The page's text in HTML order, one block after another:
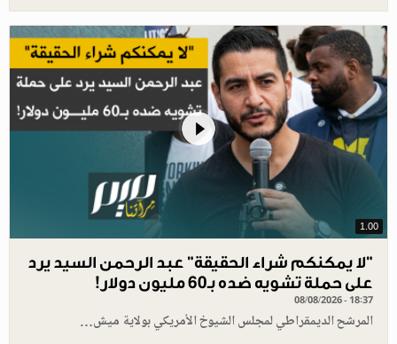
1.00
"لا يمكنكم شراء الحقيقة" عبد الرحمن السيد يرد
على حملة تشويه ضده بـ60 مليون دولار!
08/08/2026 - 18:37
المرشح الديمقراطي لمجلس الشيوخ الأمريكي بولاية ميش…